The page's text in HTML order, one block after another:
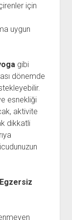
için
uygun
gibi
dönemde
esnekliği
aktivite
dikkatli